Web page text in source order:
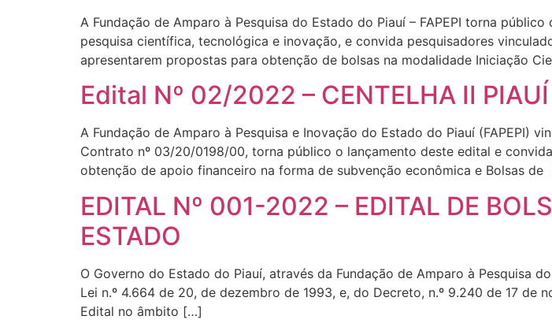
A Fundação de Amparo à Pesquisa do Estado do Piauí – FAPEPI torna
pesquisa científica, tecnológica e inovação, e convida pesquisadores
apresentarem propostas para obtenção de bolsas na modalidade Iniciação
Edital Nº 02/2022 – CENTELHA II PIAUÍ
A Fundação de Amparo à Pesquisa e Inovação do Estado do Piauí (FAPEPI)
Contrato nº 03/20/0198/00, torna público o lançamento deste edital e
obtenção de apoio financeiro na forma de subvenção econômica e Bolsas
EDITAL Nº 001-2022 – EDITAL DE
ESTADO
O Governo do Estado do Piauí, através da Fundação de Amparo à Pesquisa
Lei n.º 4.664 de 20, de dezembro de 1993, e, do Decreto, n.º 9.240 de 17
Edital no âmbito […]